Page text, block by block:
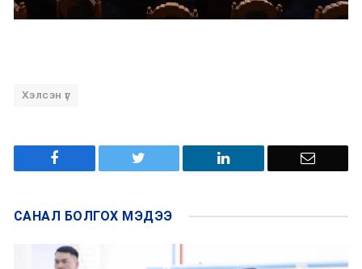
Хэлсэн үг
САНАЛ БОЛГОХ МЭДЭЭ